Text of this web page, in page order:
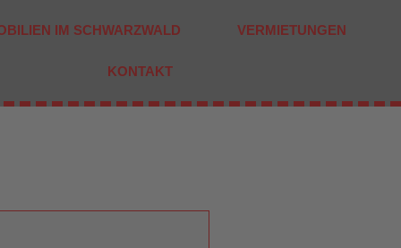
IM SCHWARZWALD VERMIETUNGEN
KONTAKT